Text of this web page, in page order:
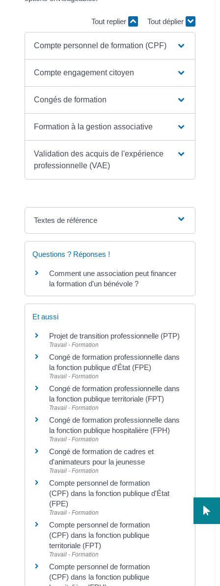
Tout replier Tout déplier
Compte personnel de formation (CPF)
Compte engagement citoyen
Congés de formation
Formation à la gestion associative
Validation des acquis de l'expérience
professionnelle (VAE)
Textes de référence
Questions ? Réponses !
Comment une association peut financer
la formation d'un bénévole ?
Et aussi
Projet de transition professionnelle (PTP)
Travail - Formation
Congé de formation professionnelle dans
la fonction publique d'État (FPE)
Travail - Formation
Congé de formation professionnelle dans
la fonction publique territoriale (FPT)
Travail - Formation
Congé de formation professionnelle dans
la fonction publique hospitalière (FPH)
Travail - Formation
Congé de formation de cadres et
d'animateurs pour la jeunesse
Travail - Formation
Compte personnel de formation
(CPF) dans la fonction publique d'État
(FPE)
Travail - Formation
Compte personnel de formation
(CPF) dans la fonction publique
territoriale (FPT)
Travail - Formation
Compte personnel de formation
(CPF) dans la fonction publique